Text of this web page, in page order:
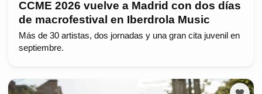
CCME 2026 vuelve a Madrid con dos días
de macrofestival en Iberdrola Music
Más de 30 artistas, dos jornadas y una gran cita juvenil en
septiembre.